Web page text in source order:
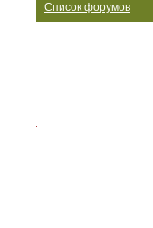
Список форумов